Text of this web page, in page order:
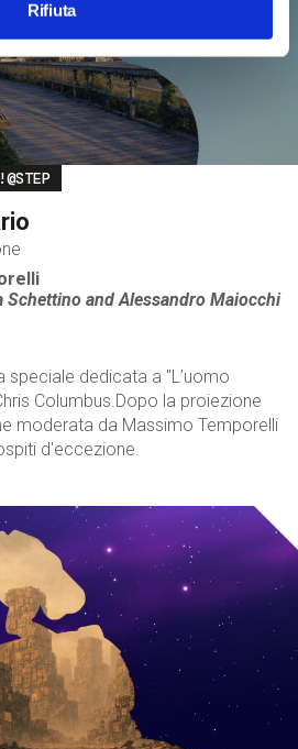
Rifiuta
Schettino andAlessandro Maiocchi
speciale dedicata a "L’uomo
Columbus.Dopo la proiezione
moderata da Massimo Temporelli
d'eccezione.